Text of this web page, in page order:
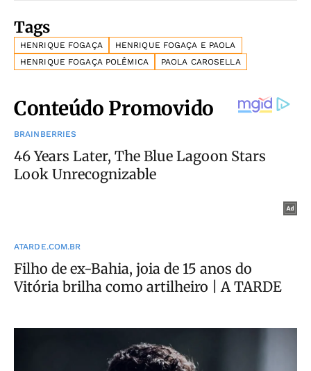
Tags
HENRIQUE FOGAÇA
HENRIQUE FOGAÇA E PAOLA
HENRIQUE FOGAÇA POLÊMICA
PAOLA CAROSELLA